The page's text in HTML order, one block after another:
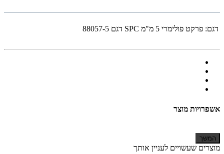
דגם: פרקט פולימרי 5 מ"מ SPC דגם 88057-5
אשפרויות מוצר
המשך
מוצרים שעשויים לעניין אותך